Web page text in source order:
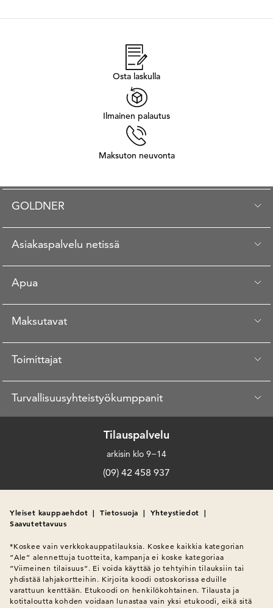
Osta laskulla
Ilmainen palautus
Maksuton neuvonta
GOLDNER
Asiakaspalvelu netissä
Apua
Maksutavat
Toimittajat
Turvallisuusyhteistyökumppanit
Tilauspalvelu
arkisin klo 9−14
(09) 42 458 937
Yleiset kauppaehdot | Tietosuoja | Yhteystiedot |
Saavutettavuus
*Koskee vain verkkokauppatilauksia. Koskee kaikkia kategorian
”Ale” alennettuja tuotteita, kampanja ei koske kategoriaa
”Viimeinen tilaisuus”. Ei voida käyttää jo tehtyihin tilauksiin tai
yhdistää lahjakortteihin. Kirjoita koodi ostoskorissa eduille
varattuun kenttään. Etukoodi on henkilökohtainen. Tilausta ja
kotitaloutta kohden voidaan lunastaa vain yksi etukoodi, eikä sitä